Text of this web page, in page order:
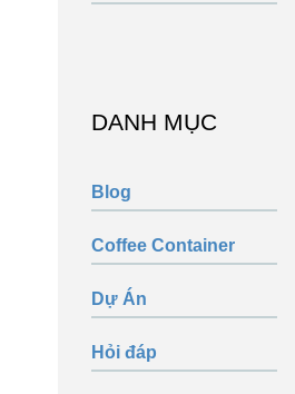
DANH MỤC
Blog
Coffee Container
Dự Án
Hỏi đáp